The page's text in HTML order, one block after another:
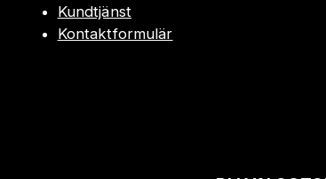
Kundtjänst
Kontaktformulär